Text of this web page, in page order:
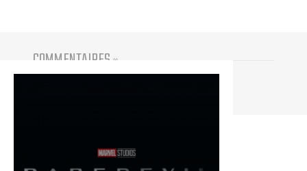
COMMENTAIRES (0)